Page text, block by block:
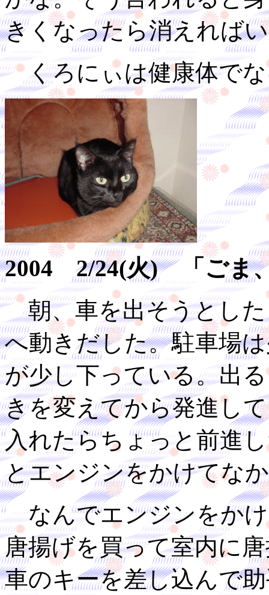
きくなったら消えれば
くろにぃは健康体でな
2004 2/24(火) 「ごま
朝、車を出そうとした
へ動きだした。駐車場
が少し下っている。出
きを変えてから発進し
入れたらちょっと前進
とエンジンをかけてな
なんでエンジンをかけ
唐揚げを買って室内に
車のキーを差し込んで